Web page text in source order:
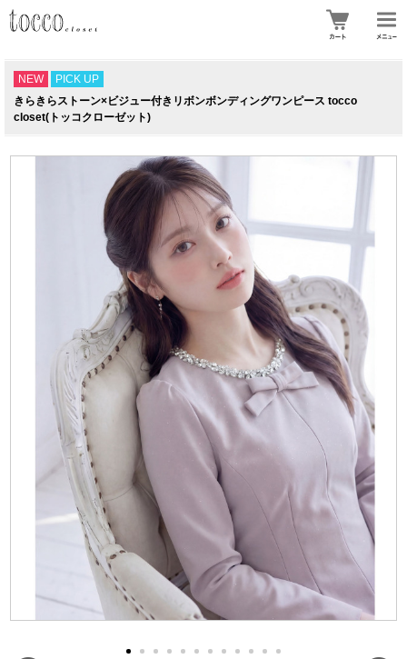
NEW
PICK UP
きらきらストーン×ビジュー付きリボンボンディングワンピース tocco
closet(トッコクローゼット)